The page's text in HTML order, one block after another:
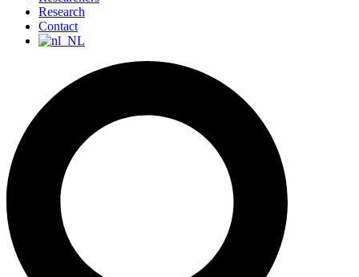
Research
Contact